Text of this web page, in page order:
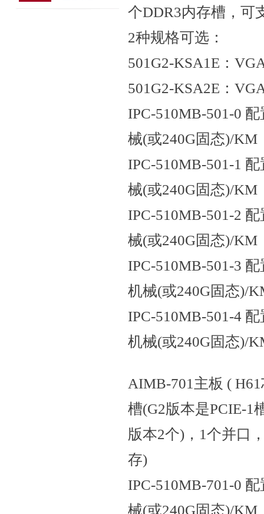
个DDR3内存槽，可
2种规格可选：
501G2-KSA1E：
501G2-KSA2E：
IPC-510MB-501-0
械(或240G固态)/KM
IPC-510MB-501-1
械(或240G固态)/KM
IPC-510MB-501-2
械(或240G固态)/KM
IPC-510MB-501-3
机械(或240G固态)/
IPC-510MB-501-4
机械(或240G固态)/
AIMB-701主板 (
槽(G2版本是PCIE-1
版本2个)，1个并口
存)
IPC-510MB-701-0
械(或240G固态)/KM